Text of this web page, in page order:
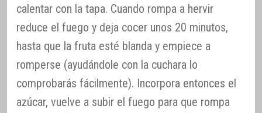
calentar con la tapa. Cuando rompa a hervir
reduce el fuego y deja cocer unos 20 minutos,
hasta que la fruta esté blanda y empiece a
romperse (ayudándole con la cuchara lo
comprobarás fácilmente). Incorpora entonces el
azúcar, vuelve a subir el fuego para que rompa